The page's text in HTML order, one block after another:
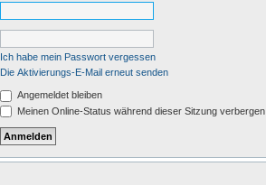
Ich habe mein Passwort vergessen
Die Aktivierungs-E-Mail erneut senden
Angemeldet bleiben
Meinen Online-Status während dieser Sitzung verbergen